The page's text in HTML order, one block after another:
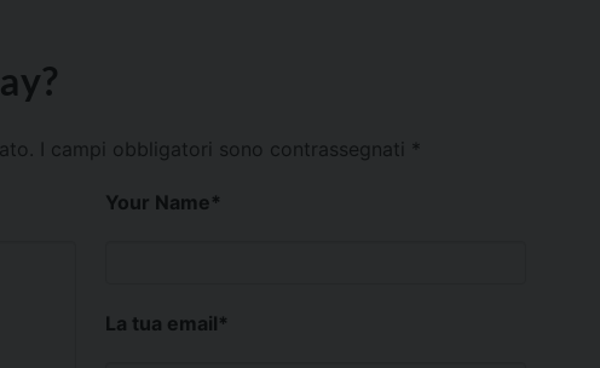
I campi obbligatori sono contrassegnati *
Your Name*
La tua email*